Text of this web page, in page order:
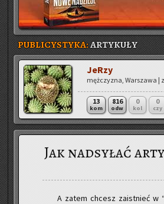
PUBLICYSTYKA:ARTYKUŁY
JeRzy
męż­czy­zna, War­sza­wa |
13
kom
816
odw
0
kol
0
czy
Jak nadsyłać
A zatem chcesz za­ist­nieć w